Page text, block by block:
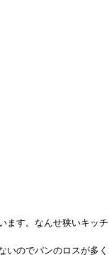
す。なんせ狭いキッ
のでパンのロスが多